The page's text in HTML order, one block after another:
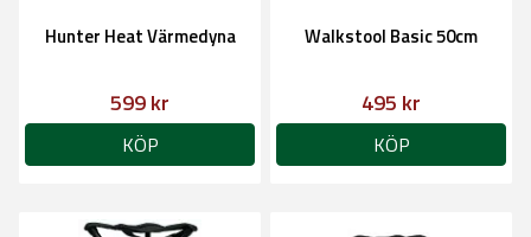
Hunter Heat Värmedyna
599 kr
KÖP
Walkstool Basic 50cm
495 kr
KÖP